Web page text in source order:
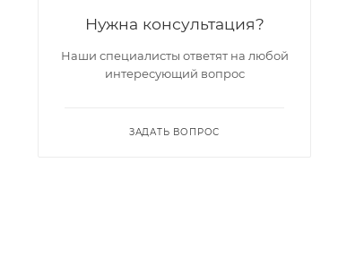
Нужна консультация?
Наши специалисты ответят на любой
интересующий вопрос
ЗАДАТЬ ВОПРОС